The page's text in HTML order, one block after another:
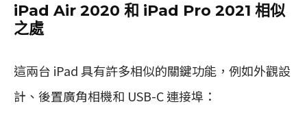
iPad Air 2020 和 iPad Pro 2021 相似
之處
這兩台 iPad 具有許多相似的關鍵功能，例如外觀設
計、後置廣角相機和 USB-C 連接埠：